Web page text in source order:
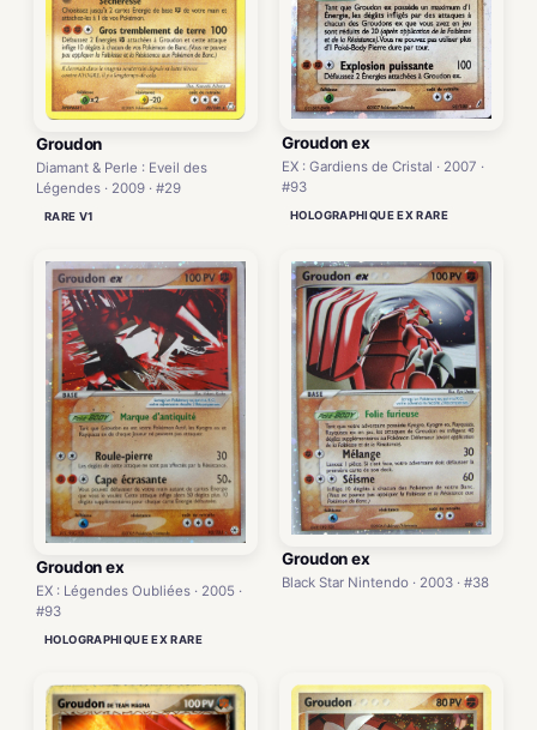
Groudon
Diamant & Perle : Eveil des
Légendes · 2009 · #29
RARE V1
Groudon ex
EX : Gardiens de Cristal · 2007 ·
#93
HOLOGRAPHIQUE EX RARE
Groudon ex
EX : Légendes Oubliées · 2005 ·
#93
HOLOGRAPHIQUE EX RARE
Groudon ex
Black Star Nintendo · 2003 · #38